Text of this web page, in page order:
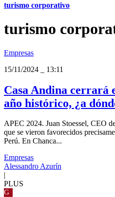
turismo corporativo
turismo
Empresas
15/11/2024
13:11
Casa Andina cerrará
año histórico, ¿a
APEC 2024. Juan Stoessel, CEO
que se vieron favorecidos
Perú. En Chanca...
Empresas
Alessandro Azurín
PLUS
G